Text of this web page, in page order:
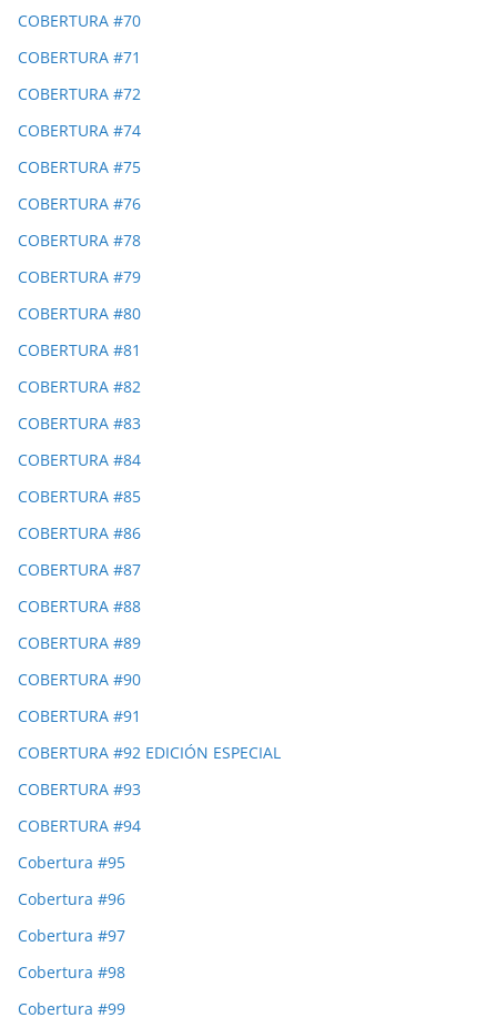
COBERTURA #70
COBERTURA #71
COBERTURA #72
COBERTURA #74
COBERTURA #75
COBERTURA #76
COBERTURA #78
COBERTURA #79
COBERTURA #80
COBERTURA #81
COBERTURA #82
COBERTURA #83
COBERTURA #84
COBERTURA #85
COBERTURA #86
COBERTURA #87
COBERTURA #88
COBERTURA #89
COBERTURA #90
COBERTURA #91
COBERTURA #92 EDICIÓN ESPECIAL
COBERTURA #93
COBERTURA #94
Cobertura #95
Cobertura #96
Cobertura #97
Cobertura #98
Cobertura #99